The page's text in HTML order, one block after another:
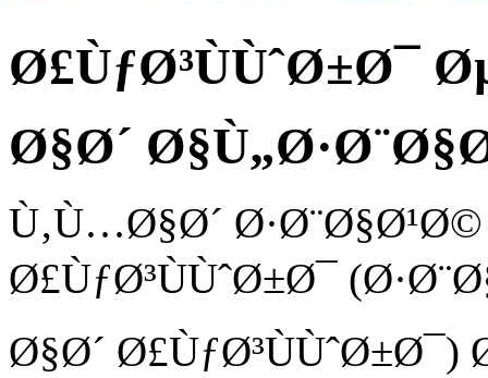
Ø£ÙƒØ³ÙÙˆØ±Ø¯
Ø§Ø´
Ù‚Ù…Ø§Ø´
Ø£ÙƒØ³ÙÙˆØ±Ø¯
Ø§Ø´